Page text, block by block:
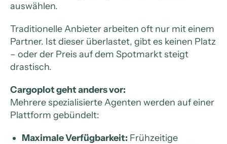
auswählen.
Traditionelle Anbieter arbeiten oft nur mit einem
Partner. Ist dieser überlastet, gibt es keinen Platz
– oder der Preis auf dem Spotmarkt steigt
drastisch.
Cargoplot geht anders vor:
Mehrere spezialisierte Agenten werden auf einer
Plattform gebündelt:
Maximale Verfügbarkeit: Frühzeitige